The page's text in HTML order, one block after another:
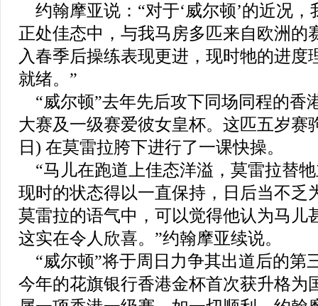
约翰摩亚说：“对于‘威尔顿’的近况，
正处佳态中，与我马房多匹来自欧洲的
入春季后操练表现更进，现时牠的进度
就绪。”
“威尔顿”去年先后攻下同场同程的香
大赛及一级赛爱彼女皇杯。这匹五岁赛
日) 在莫雷拉胯下进行了一课快操。
“马儿在跑道上佳态洋溢，莫雷拉替
现时的状态得以一直保持，日后当不乏
莫雷拉的语气中，可以觉得他认为马儿
这实在令人欣喜。”约翰摩亚续说。
“威尔顿”将于周日力争其出道后的第
今年的花旗银行香港金杯首次获升格为